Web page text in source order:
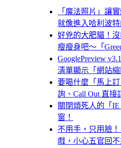
「魔法照片」讓
就像進入哈利波
好兇的大肥貓！
瘦瘦身吧～「
GooglePreview
清單顯示「網站縮
要喝什麼「馬上
詢、Call Out 直接
關閉煩死人的「
窗！
不用手，只用臉
戲，小心五官回